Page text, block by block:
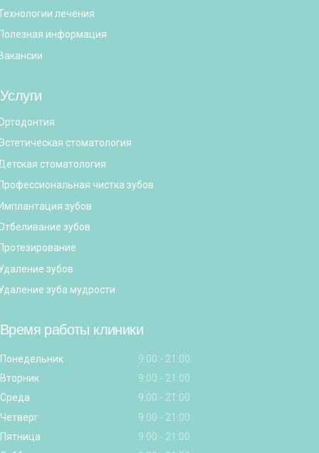
лечения
информация
Услуги
стоматология
стоматология
чистка зубов
зубов
зубов
зубов
зуба мудрости
Время работы клиники
Понедельник
9:00 - 21:00
Вторник
9:00 - 21:00
Среда
9:00 - 21:00
Четверг
9:00 - 21:00
Пятница
9:00 - 21:00